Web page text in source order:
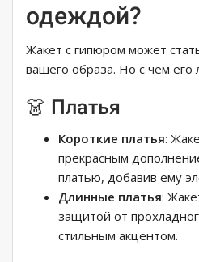
одеждой?
Жакет с гипюром может
вашего образа. Но с чем его
👗 Платья
Короткие платья:
прекрасным
платью, добавив ему
Длинные платья:
защитой от
стильным акцентом.